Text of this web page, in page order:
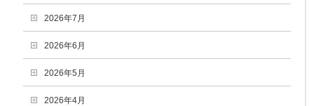
2026年7月
2026年6月
2026年5月
2026年4月